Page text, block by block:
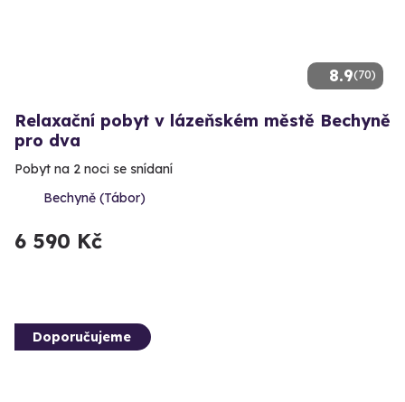
8.9(70)
Relaxační pobyt v lázeňském městě Bechyně
pro dva
Pobyt na 2 noci se snídaní
Bechyně (Tábor)
6 590 Kč
Doporučujeme